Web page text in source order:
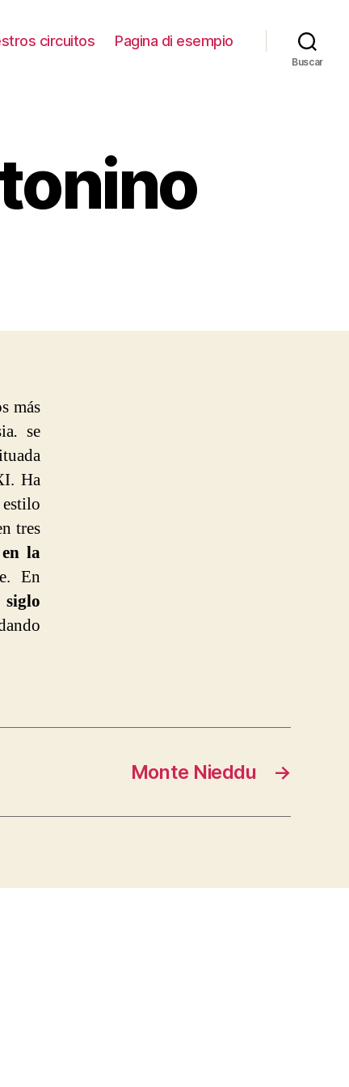
circuitos Pagina di esempio
Buscar
más
.se
Ha
tres
la
En
→
Monte Nieddu